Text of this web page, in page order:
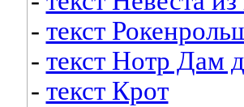
- текст
- текст Нотр Дам
- текст Крот